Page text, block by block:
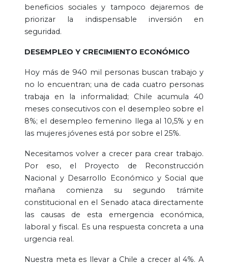
beneficios sociales y tampoco dejaremos de
priorizar la indispensable inversión en
seguridad.
DESEMPLEO Y CRECIMIENTO ECONÓMICO
Hoy más de 940 mil personas buscan trabajo y
no lo encuentran; una de cada cuatro personas
trabaja en la informalidad; Chile acumula 40
meses consecutivos con el desempleo sobre el
8%; el desempleo femenino llega al 10,5% y en
las mujeres jóvenes está por sobre el 25%.
Necesitamos volver a crecer para crear trabajo.
Por eso, el Proyecto de Reconstrucción
Nacional y Desarrollo Económico y Social que
mañana comienza su segundo trámite
constitucional en el Senado ataca directamente
las causas de esta emergencia económica,
laboral y fiscal. Es una respuesta concreta a una
urgencia real.
Nuestra meta es llevar a Chile a crecer al 4%. A